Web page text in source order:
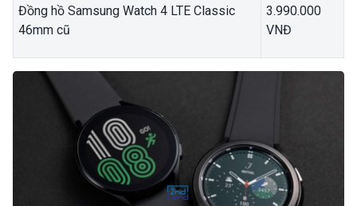
Đồng hồ Samsung Watch 4 LTE Classic
46mm cũ
3.990.000
VNĐ